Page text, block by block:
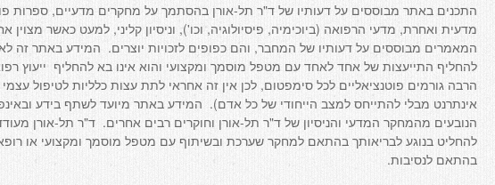
התכנים באתר מבוססים על דעותיו של ד"ר תל-אורן בהסתמך על מחקרים מדעיים, ספרות
מדעית ואחרת, מדעי הרפואה (ביוכימיה, פיסיולוגיה, וכו'), וניסיון קליני, למעט כאשר מצוין
המאמרים מבוססים על דעותיו של המחבר, והם כפופים לזכויות יוצרים. המידע באתר זה
להחליף התייעצות של אחד לאחד עם מטפל מוסמך ומקצועי והוא אינו בא להחליף ייעוץ
הרבה גורמים פוטנציאליים לכל סימפטום, לכן אין זה אחראי לתת עצות כלליות לטיפול
אינתרנט מבלי להתייחס למצב הייחודי של כל אדם). המידע באתר מיועד לשתף בידע
הנובעים מהמחקר המדעי והניסיון של ד"ר תל-אורן וחוקרים רבים אחרים. ד"ר תל-אורן
להחליט בנוגע לבריאותך בהתאם למחקר שערכת ובשיתוף עם מטפל מוסמך ומקצועי או
בהתאם לנסיבות.